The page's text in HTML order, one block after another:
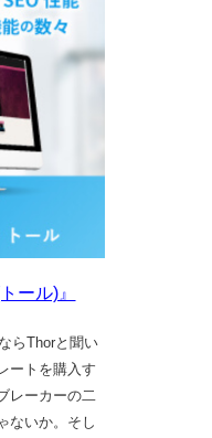
ール)』
らThorと聞い
ートを購入す
レーカーの二
ないか。そし